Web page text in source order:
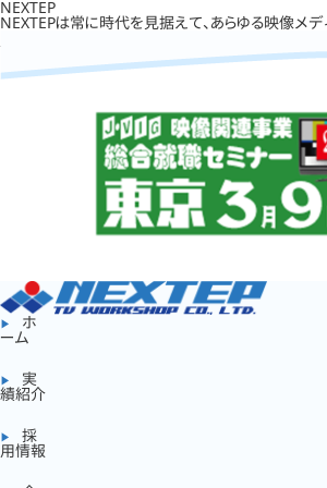
NEXTEP
NEXTEPは常に時代を見据えて、あらゆる映像メ
ホ
ーム
実
績紹介
採
用情報